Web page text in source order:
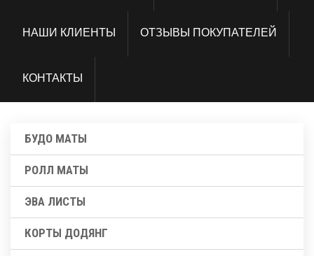
НАШИ КЛИЕНТЫ ОТЗЫВЫ ПОКУПАТЕЛЕЙ
КОНТАКТЫ
БУДО МАТЫ
РОЛЛ МАТЫ
ЭВА ЛИСТЫ
КОРТЫ ДОДЯНГ